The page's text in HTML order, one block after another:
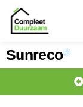
Sunreco